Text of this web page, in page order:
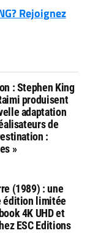
Rejoignez
: Stephen King
produisent
adaptation
de
:
»
(1989) : une
édition limitée
4K UHD et
ESC Editions